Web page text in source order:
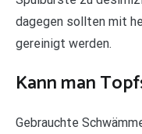
dagegen sollten mit
gereinigt werden.
Kann man
Gebrauchte